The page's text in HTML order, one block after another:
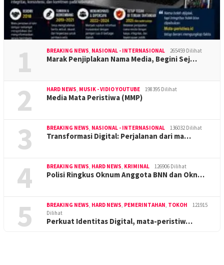
1 BREAKING NEWS, NASIONAL - INTERNASIONAL 265459 Dilihat
Marak Penjiplakan Nama Media, Begini Sej…
2 HARD NEWS, MUSIK - VIDIO YOUTUBE 198395 Dilihat
Media Mata Peristiwa (MMP)
3 BREAKING NEWS, NASIONAL - INTERNASIONAL 136032 Dilihat
Transformasi Digital: Perjalanan dari ma…
4 BREAKING NEWS, HARD NEWS, KRIMINAL 126906 Dilihat
Polisi Ringkus Oknum Anggota BNN dan Okn…
5 BREAKING NEWS, HARD NEWS, PEMERINTAHAN, TOKOH
121915
Dilihat
Perkuat Identitas Digital, mata-peristiw…